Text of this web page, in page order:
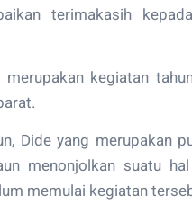
terimakasih
merupakan kegiatan
Dide yang merupakan
menonjolkan suatu
memulai kegiatan